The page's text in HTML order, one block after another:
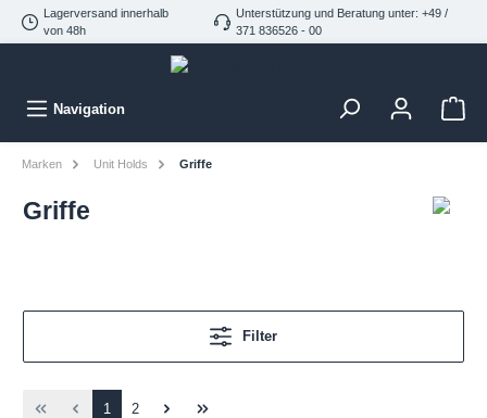
Lagerversand innerhalb
von 48h
Unterstützung und Beratung unter: +49 /
371 836526 - 00
Navigation
Marken Unit Holds Griffe
Griffe
Filter
1 2